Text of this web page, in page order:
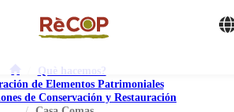
Què hacemos?
de Elementos Patrimoniales
de Conservación y Restauración